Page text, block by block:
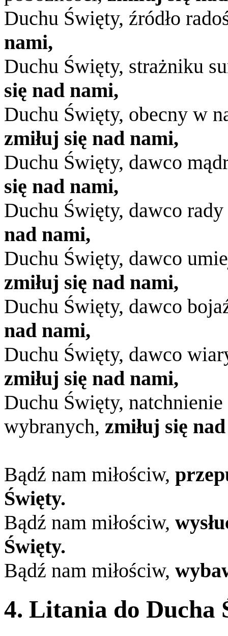
Duchu Święty, źródło
nami,
Duchu Święty, strażniku
się nad nami,
Duchu Święty, obecny w
zmiłuj się nad nami,
Duchu Święty, dawco
się nad nami,
Duchu Święty, dawco
nad nami,
Duchu Święty, dawco
zmiłuj się nad nami,
Duchu Święty, dawco
nad nami,
Duchu Święty, dawco
zmiłuj się nad nami,
Duchu Święty,
wybranych, zmiłuj się
Bądź nam miłościw,
Święty.
Bądź nam miłościw,
Święty.
Bądź nam miłościw,
4. Litania do Ducha